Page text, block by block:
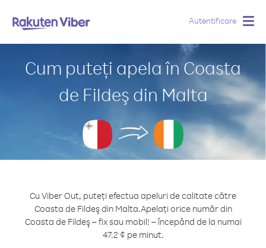
Autentificare
Cum puteți apela în Coasta
de Fildeş din Malta
Cu Viber Out, puteți efectua apeluri de calitate către
Coasta de Fildeş din Malta.Apelați orice număr din
Coasta de Fildeş – fix sau mobil! – începând de la numai
47.2 ¢ pe minut.